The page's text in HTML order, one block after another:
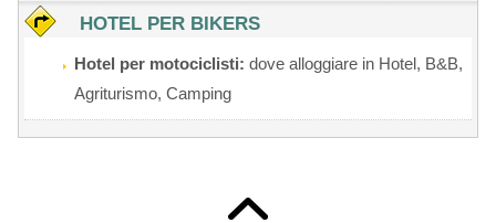
HOTEL PER BIKERS
Hotel per motociclisti: dove alloggiare in Hotel, B&B,
Agriturismo, Camping